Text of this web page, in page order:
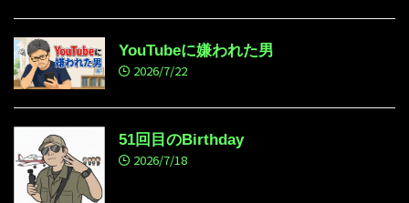
YouTubeに嫌われた男
2026/7/22
51回目のBirthday
2026/7/18